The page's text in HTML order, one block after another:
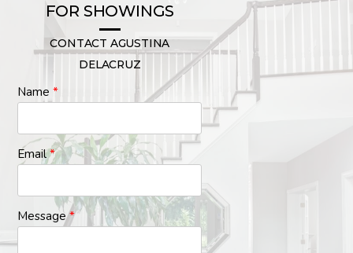
FOR SHOWINGS
CONTACT AGUSTINA
DELACRUZ
Name*
Email*
Message*